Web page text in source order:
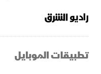
تطبيقات الموبايل